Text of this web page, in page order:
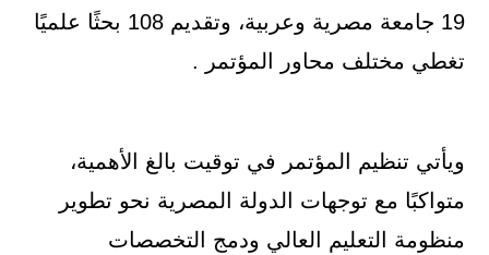
19 جامعة مصرية وعربية، وتقديم 108 بحثًا علميًا
تغطي مختلف محاور المؤتمر .
ويأتي تنظيم المؤتمر في توقيت بالغ الأهمية،
متواكبًا مع توجهات الدولة المصرية نحو تطوير
منظومة التعليم العالي ودمج التخصصات